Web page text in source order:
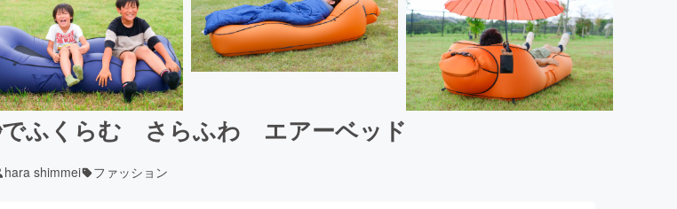
ふくらむ さらふわ エアーベッド
hara shimmei ファッション